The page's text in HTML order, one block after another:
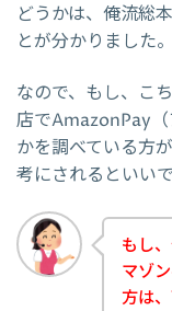
どうかは、俺流総
とが分かりました。
なので、もし、こ
店でAmazonPay（
かを調べている方
考にされるといいで
もし
マゾ
方は